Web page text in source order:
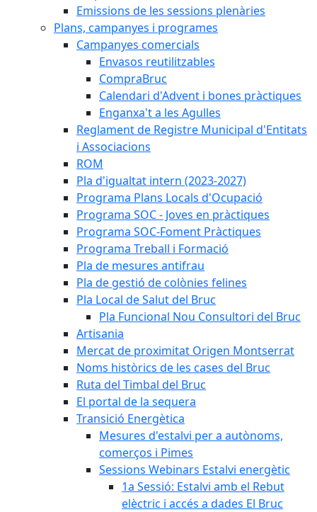
Emissions de les sessions plenàries
Plans, campanyes i programes
Campanyes comercials
Envasos reutilitzables
CompraBruc
Calendari d'Advent i bones pràctiques
Enganxa't a les Agulles
Reglament de Registre Municipal d'Entitats
i Associacions
ROM
Pla d'igualtat intern (2023-2027)
Programa Plans Locals d'Ocupació
Programa SOC - Joves en pràctiques
Programa SOC-Foment Pràctiques
Programa Treball i Formació
Pla de mesures antifrau
Pla de gestió de colònies felines
Pla Local de Salut del Bruc
Pla Funcional Nou Consultori del Bruc
Artisania
Mercat de proximitat Origen Montserrat
Noms històrics de les cases del Bruc
Ruta del Timbal del Bruc
El portal de la sequera
Transició Energètica
Mesures d'estalvi per a autònoms,
comerços i Pimes
Sessions Webinars Estalvi energètic
1a Sessió: Estalvi amb el Rebut
elèctric i accés a dades El Bruc